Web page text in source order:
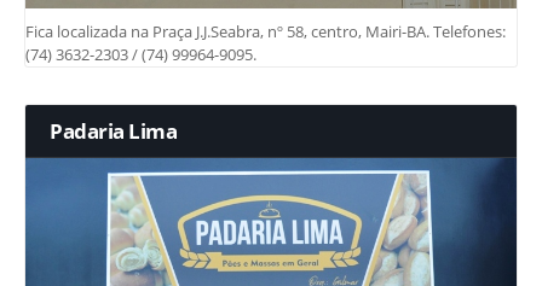
Fica localizada na Praça J.J.Seabra, nº 58, centro, Mairi-BA. Telefones:
(74) 3632-2303 / (74) 99964-9095.
Padaria Lima